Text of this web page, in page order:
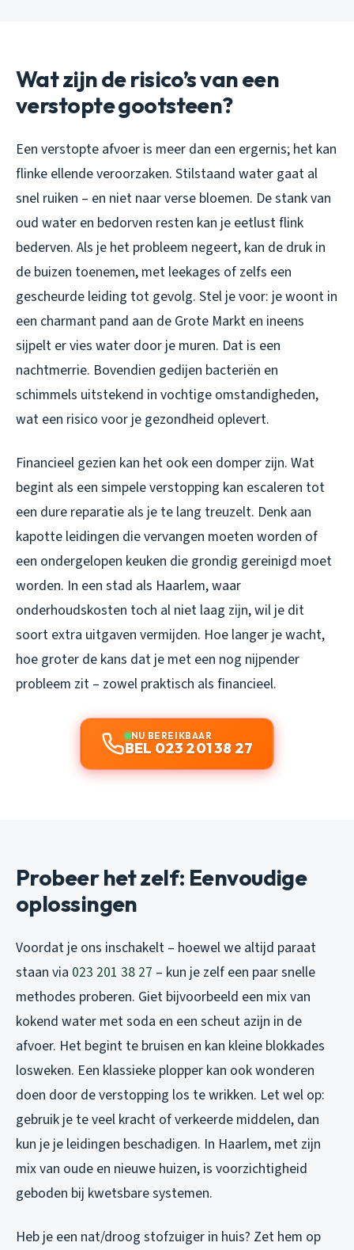
Wat zijn de risico’s van een
verstopte gootsteen?
Een verstopte afvoer is meer dan een ergernis; het kan
flinke ellende veroorzaken. Stilstaand water gaat al
snel ruiken – en niet naar verse bloemen. De stank van
oud water en bedorven resten kan je eetlust flink
bederven. Als je het probleem negeert, kan de druk in
de buizen toenemen, met leekages of zelfs een
gescheurde leiding tot gevolg. Stel je voor: je woont in
een charmant pand aan de Grote Markt en ineens
sijpelt er vies water door je muren. Dat is een
nachtmerrie. Bovendien gedijen bacteriën en
schimmels uitstekend in vochtige omstandigheden,
wat een risico voor je gezondheid oplevert.
Financieel gezien kan het ook een domper zijn. Wat
begint als een simpele verstopping kan escaleren tot
een dure reparatie als je te lang treuzelt. Denk aan
kapotte leidingen die vervangen moeten worden of
een ondergelopen keuken die grondig gereinigd moet
worden. In een stad als Haarlem, waar
onderhoudskosten toch al niet laag zijn, wil je dit
soort extra uitgaven vermijden. Hoe langer je wacht,
hoe groter de kans dat je met een nog nijpender
probleem zit – zowel praktisch als financieel.
NU BEREIKBAAR
BEL 023 201 38 27
Probeer het zelf: Eenvoudige
oplossingen
Voordat je ons inschakelt – hoewel we altijd paraat
staan via 023 201 38 27 – kun je zelf een paar snelle
methodes proberen. Giet bijvoorbeeld een mix van
kokend water met soda en een scheut azijn in de
afvoer. Het begint te bruisen en kan kleine blokkades
losweken. Een klassieke plopper kan ook wonderen
doen door de verstopping los te wrikken. Let wel op:
gebruik je te veel kracht of verkeerde middelen, dan
kun je je leidingen beschadigen. In Haarlem, met zijn
mix van oude en nieuwe huizen, is voorzichtigheid
geboden bij kwetsbare systemen.
Heb je een nat/droog stofzuiger in huis? Zet hem op